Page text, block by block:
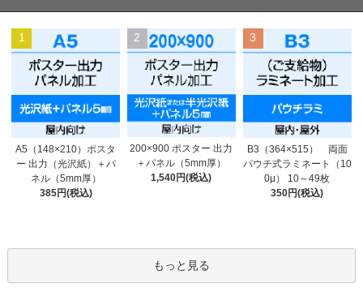
1
A5（148×210）ポスタ
ー 出力（光沢紙）＋パ
ネル（5mm厚）
385円(税込)
2
200×900 ポスター 出力
＋パネル（5mm厚）
1,540円(税込)
3
B3（364×515） 両面
パウチ式ラミネート（10
0μ） 10～49枚
350円(税込)
もっと見る